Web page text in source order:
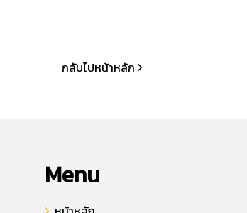
กลับไปหน้าหลัก
Menu